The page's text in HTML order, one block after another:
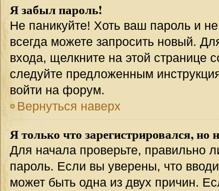
Я забыл пароль!
Не паникуйте! Хоть ваш пароль и
всегда можете запросить новый.
входа, щелкните на этой странице
следуйте предложенным
войти на форум.
Вернуться наверх
Я только что зарегистрировался, но
Для начала проверьте, правильно
пароль. Если вы уверены, что
может быть одна из двух причин.